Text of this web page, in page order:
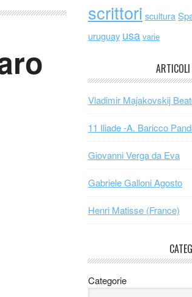
scrittori scultura
uruguay usa varie
Vladimir Majakovskij
11 Iliade -A. Baricco
Giovanni Verga da Eva
Gabriele Galloni Agosto
Henri Matisse (France)
Categorie